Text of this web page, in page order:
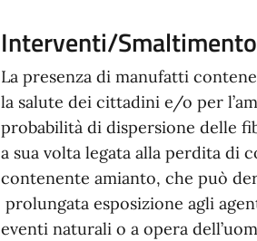
Interventi/Smaltimento
La presenza di manufatti
la salute dei cittadini e/o per
probabilità di dispersione delle
a sua volta legata alla perdita di
contenente amianto, che può
prolungata esposizione agli
eventi naturali o a opera